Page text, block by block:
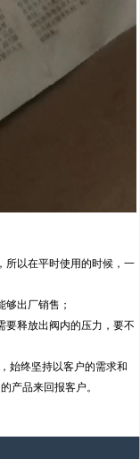
所以在平时使用的时候，一
出厂销售；
要释放出阀内的压力，要不
始终坚持以客户的需求和
产品来回报客户。